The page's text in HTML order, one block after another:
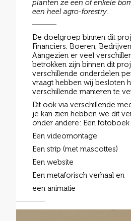
planten ze een of enkele
een heel agro-forestry.
De doelgroep binnen dit
Financiers, Boeren,
Aangezien er veel
betrokken zijn binnen dit
verschillende onderdelen
vraagt hebben wij besloten
verschillende manieren te
Dit ook via verschillende
je kan zien hebben we dit
onder andere: Een fotoboek
Een videomontage
Een strip (met mascottes)
Een website
Een metaforisch verhaal en
een animatie